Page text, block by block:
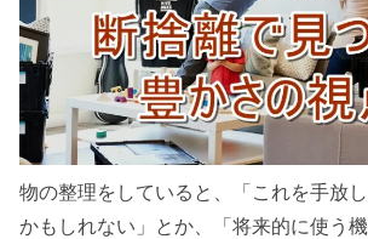
物の整理をしていると、「これを手放
かもしれない」とか、「将来的に使う